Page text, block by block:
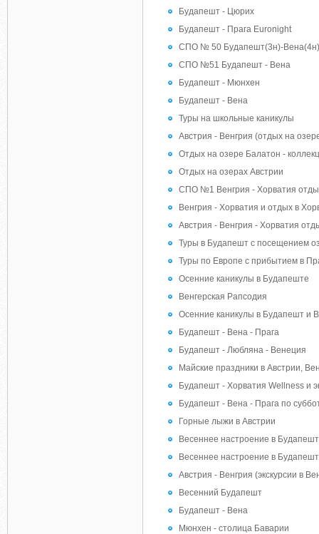
Будапешт - Цюрих
Будапешт - Прага Euronight
СПО № 50 Будапешт(3н)-Вена(4н)
СПО №51 Будапешт - Вена
Будапешт - Мюнхен
Будапешт - Вена
Туры на школьные каникулы
Австрия - Венгрия (отдых на
Отдых на озере Балатон -
Отдых на озерах Австрии
СПО №1 Венгрия - Хорватия
Венгрия - Хорватия и отдых в
Австрия - Венгрия - Хорватия
Туры в Будапешт с посещением
Туры по Европе с прибытием в
Осенние каникулы в Будапеште
Венгерская Рапсодия
Осенние каникулы в Будапешт и
Будапешт - Вена - Прага
Будапешт - Любляна - Венеция
Майские праздники в Австрии,
Будапешт - Хорватия Wellness и
Будапешт - Вена - Прага по
Горные лыжи в Австрии
Весеннее настроение в
Весеннее настроение в
Австрия - Венгрия (экскурсии в
Весенний Будапешт
Будапешт - Вена
Мюнхен - столица Баварии